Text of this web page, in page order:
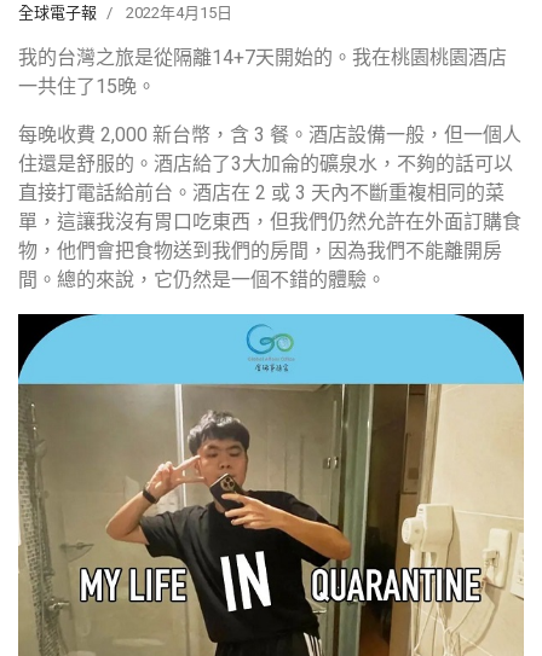
全球電子報 2022年4月15日
我的台灣之旅是從隔離14+7天開始的。我在桃園桃園酒店
一共住了15晚。
每晚收費 2,000 新台幣，含 3 餐。酒店設備一般，但一個人
住還是舒服的。酒店給了3大加侖的礦泉水，不夠的話可以
直接打電話給前台。酒店在 2 或 3 天內不斷重複相同的菜
單，這讓我沒有胃口吃東西，但我們仍然允許在外面訂購食
物，他們會把食物送到我們的房間，因為我們不能離開房
間。總的來說，它仍然是一個不錯的體驗。